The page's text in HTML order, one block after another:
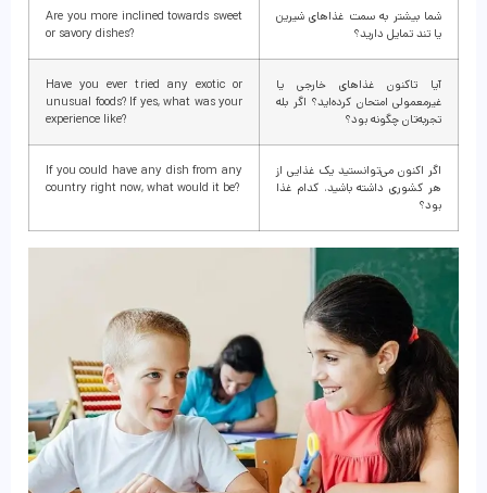
شما بیشتر به سمت غذاهای شیرین
یا تند تمایل دارید؟
Are you more inclined towards sweet
or savory dishes?
آیا تاکنون غذاهای خارجی یا
غیرمعمولی امتحان کرده‌اید؟ اگر بله
تجربه‌تان چگونه بود؟
Have you ever tried any exotic or
unusual foods? If yes, what was your
experience like?
اگر اکنون می‌توانستید یک غذایی از
هر کشوری داشته باشید، کدام غذا
‌بود؟
If you could have any dish from any
country right now, what would it be?